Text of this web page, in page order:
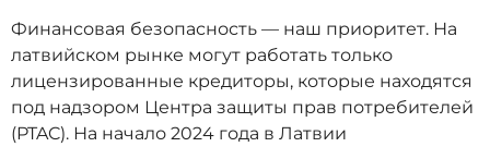
Финансовая безопасность — наш приоритет. На
латвийском рынке могут работать только
лицензированные кредиторы, которые находятся
под надзором Центра защиты прав потребителей
(PTAC). На начало 2024 года в Латвии